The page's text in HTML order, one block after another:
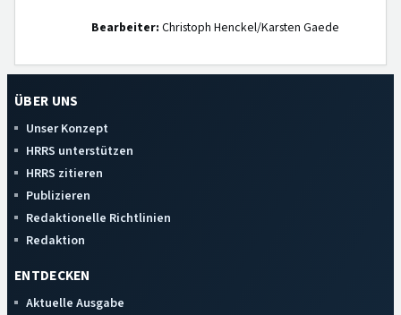
Bearbeiter: Christoph Henckel/Karsten Gaede
ÜBER UNS
Unser Konzept
HRRS unterstützen
HRRS zitieren
Publizieren
Redaktionelle Richtlinien
Redaktion
ENTDECKEN
Aktuelle Ausgabe